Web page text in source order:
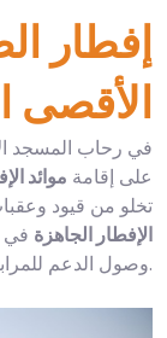
إفطار
الأقصى
في رحاب المسجد
على إقامة موائد
تخلو من قيود
الإفطار الجاهزة في
وصول الدعم للمرابطين والمصلين في قلب القدس.